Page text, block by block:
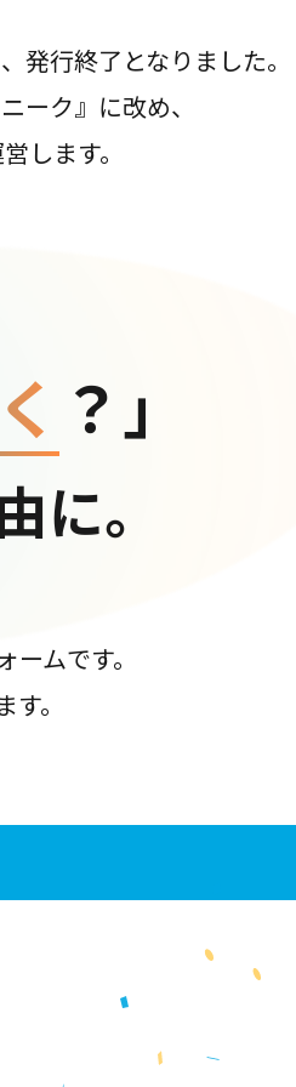
発行終了となりました。
ーク』に改め、
します。
？」
に。
ムです。
。